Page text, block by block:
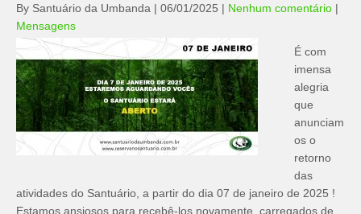
By Santuário da Umbanda | 06/01/2025 | Nenhum comentário |
Mensagens
É com
imensa
alegria
que
anunciam
os o
retorno
das
atividades do Santuário, a partir do dia 07 de janeiro de 2025 !
Estamos ansiosos para recebê-los novamente, carregados de